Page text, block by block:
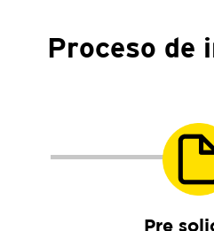
Proceso de
Pre